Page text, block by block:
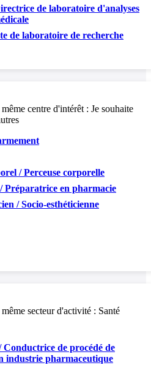
de laboratoire d'analyses
de laboratoire de recherche
centre d'intérêt : Je souhaite
/ Perceuse corporelle
Préparatrice en pharmacie
/ Socio-esthéticienne
secteur d'activité : Santé
de procédé de
industrie pharmaceutique